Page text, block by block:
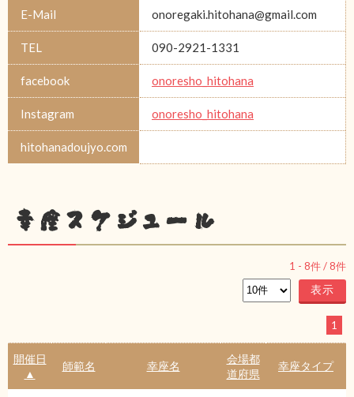
E-Mail onoregaki.hitohana@gmail.com
TEL 090-2921-1331
facebook onoresho_hitohana
Instagram onoresho_hitohana
hitohanadoujyo.com
幸座スケジュール
1 - 8件 /8件
1
開催日
▲
師範名 幸座名
会場都
道府県
幸座タイプ